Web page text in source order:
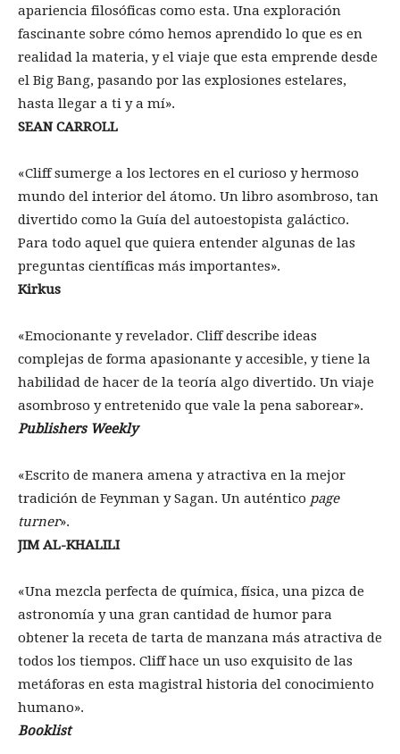
apariencia filosóficas como esta. Una exploración
fascinante sobre cómo hemos aprendido lo que es en
realidad la materia, y el viaje que esta emprende desde
el Big Bang, pasando por las explosiones estelares,
hasta llegar a ti y a mí».
SEAN CARROLL
«Cliff sumerge a los lectores en el curioso y hermoso
mundo del interior del átomo. Un libro asombroso, tan
divertido como la Guía del autoestopista galáctico.
Para todo aquel que quiera entender algunas de las
preguntas científicas más importantes».
Kirkus
«Emocionante y revelador. Cliff describe ideas
complejas de forma apasionante y accesible, y tiene la
habilidad de hacer de la teoría algo divertido. Un viaje
asombroso y entretenido que vale la pena saborear».
Publishers Weekly
«Escrito de manera amena y atractiva en la mejor
tradición de Feynman y Sagan. Un auténtico page
turner».
JIM AL-KHALILI
«Una mezcla perfecta de química, física, una pizca de
astronomía y una gran cantidad de humor para
obtener la receta de tarta de manzana más atractiva de
todos los tiempos. Cliff hace un uso exquisito de las
metáforas en esta magistral historia del conocimiento
humano».
Booklist